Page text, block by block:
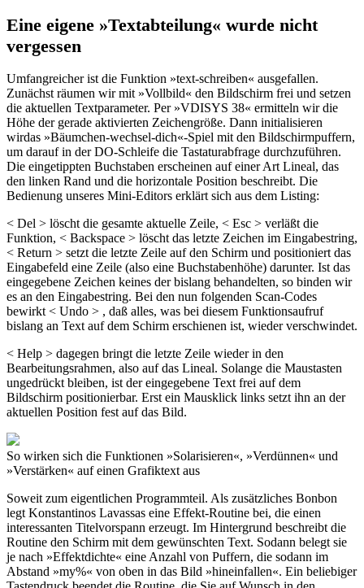
Eine eigene »Textabteilung« wurde nicht
vergessen
Umfangreicher ist die Funktion »text-schreiben« ausgefallen.
Zunächst räumen wir mit »Vollbild« den Bildschirm frei und setzen
die aktuellen Textparameter. Per »VDISYS 38« ermitteln wir die
Höhe der gerade aktivierten Zeichengröße. Dann initialisieren
wirdas »Bäumchen-wechsel-dich«-Spiel mit den Bildschirmpuffern,
um darauf in der DO-Schleife die Tastaturabfrage durchzuführen.
Die eingetippten Buchstaben erscheinen auf einer Art Lineal, das
den linken Rand und die horizontale Position beschreibt. Die
Bedienung unseres Mini-Editors erklärt sich aus dem Listing:
< Del > löscht die gesamte aktuelle Zeile, < Esc > verläßt die
Funktion, < Backspace > löscht das letzte Zeichen im Eingabestring,
< Return > setzt die letzte Zeile auf den Schirm und positioniert das
Eingabefeld eine Zeile (also eine Buchstabenhöhe) darunter. Ist das
eingegebene Zeichen keines der bislang behandelten, so binden wir
es an den Eingabestring. Bei den nun folgenden Scan-Codes
bewirkt < Undo > , daß alles, was bei diesem Funktionsaufruf
bislang an Text auf dem Schirm erschienen ist, wieder verschwindet.
< Help > dagegen bringt die letzte Zeile wieder in den
Bearbeitungsrahmen, also auf das Lineal. Solange die Maustasten
ungedrückt bleiben, ist der eingegebene Text frei auf dem
Bildschirm positionierbar. Erst ein Mausklick links setzt ihn an der
aktuellen Position fest auf das Bild.
So wirken sich die Funktionen »Solarisieren«, »Verdünnen« und
»Verstärken« auf einen Grafiktext aus
Soweit zum eigentlichen Programmteil. Als zusätzliches Bonbon
legt Konstantinos Lavassas eine Effekt-Routine bei, die einen
interessanten Titelvorspann erzeugt. Im Hintergrund beschreibt die
Routine den Schirm mit dem gewünschten Text. Sodann belegt sie
je nach »Effektdichte« eine Anzahl von Puffern, die sodann im
Abstand »my%« von oben in das Bild »hineinfallen«. Ein beliebiger